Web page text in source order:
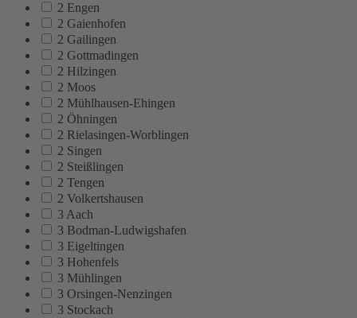
2 Engen
2 Gaienhofen
2 Gailingen
2 Gottmadingen
2 Hilzingen
2 Moos
2 Mühlhausen-Ehingen
2 Öhningen
2 Rielasingen-Worblingen
2 Singen
2 Steißlingen
2 Tengen
2 Volkertshausen
3 Aach
3 Bodman-Ludwigshafen
3 Eigeltingen
3 Hohenfels
3 Mühlingen
3 Orsingen-Nenzingen
3 Stockach